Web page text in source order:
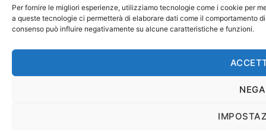
Per fornire le migliori esperienze, utilizziamo tecnologie come i cookie per
a queste tecnologie ci permetterà di elaborare dati come il comportamento
consenso può influire negativamente su alcune caratteristiche e funzioni.
NEGA